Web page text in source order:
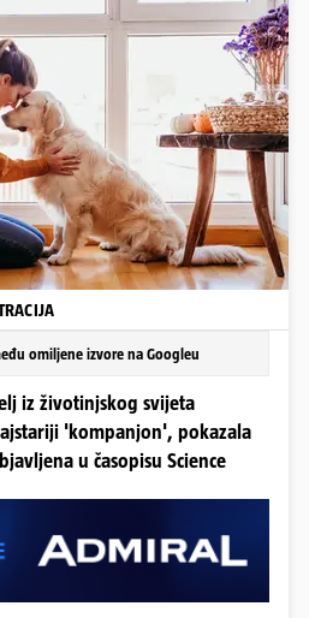
omiljene izvore na Googleu
iz životinjskog svijeta
'kompanjon', pokazala
u časopisu Science